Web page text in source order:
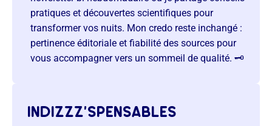
pratiques et découvertes scientifiques pour
transformer vos nuits. Mon credo reste inchangé :
pertinence éditoriale et fiabilité des sources pour
vous accompagner vers un sommeil de qualité. 🗝️
indizzz’spensables